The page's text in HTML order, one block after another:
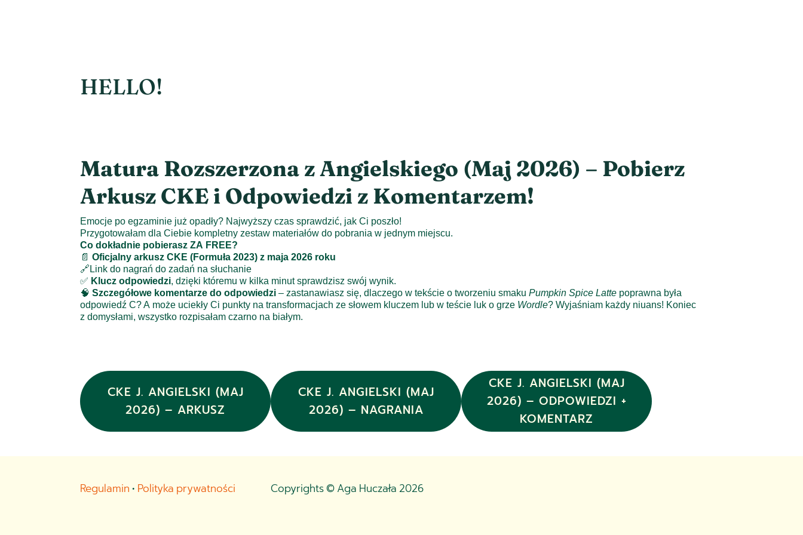
HELLO!
Matura Rozszerzona z Angielskiego (Maj 2026) – Pobierz
Arkusz CKE i Odpowiedzi z Komentarzem!
Emocje po egzaminie już opadły? Najwyższy czas sprawdzić, jak Ci poszło!
Przygotowałam dla Ciebie kompletny zestaw materiałów do pobrania w jednym miejscu.
Co dokładnie pobierasz ZA FREE?
📄Oficjalny arkusz CKE (Formuła 2023) z maja 2026 roku
🔗Link do nagrań do zadań na słuchanie
✅ Klucz odpowiedzi, dzięki któremu w kilka minut sprawdzisz swój wynik.
🧠Szczegółowe komentarze do odpowiedzi – zastanawiasz się, dlaczego w tekście o tworzeniu smakuPumpkin Spice Latte poprawna była
odpowiedź C? A może uciekły Ci punkty na transformacjach ze słowem kluczem lub w teście luk o grze Wordle? Wyjaśniam każdy niuans! Koniec
z domysłami,wszystko rozpisałam czarno na białym.
CKE J. ANGIELSKI (MAJ
2026) – ARKUSZ
CKE J. ANGIELSKI (MAJ
2026) – NAGRANIA
CKE J. ANGIELSKI (MAJ
2026) – ODPOWIEDZI +
KOMENTARZ
Regulamin• Polityka prywatności Copyrights © Aga Huczała 2026